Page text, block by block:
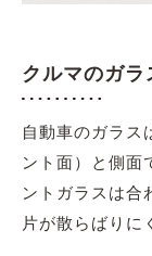
クルマのガラ
自動車のガラス
ント面）と側面
ントガラスは合
片が散らばりに